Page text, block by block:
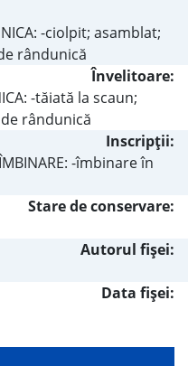
-ciolpit; asamblat;
rândunică
Învelitoare:
-tăiată la scaun;
rândunică
Inscripţii:
-îmbinare în
Stare de conservare:
Autorul fişei:
Data fișei: